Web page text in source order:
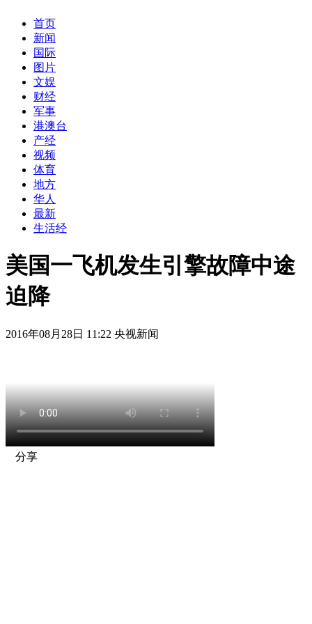
首页
新闻
国际
图片
文娱
财经
军事
港澳台
产经
视频
体育
地方
华人
最新
生活经
美国一飞机发生引擎故障中途
迫降
2016年08月28日 11:22 央视新闻
分享